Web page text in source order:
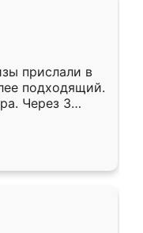
прислали в
подходящий.
Через 3
Остались